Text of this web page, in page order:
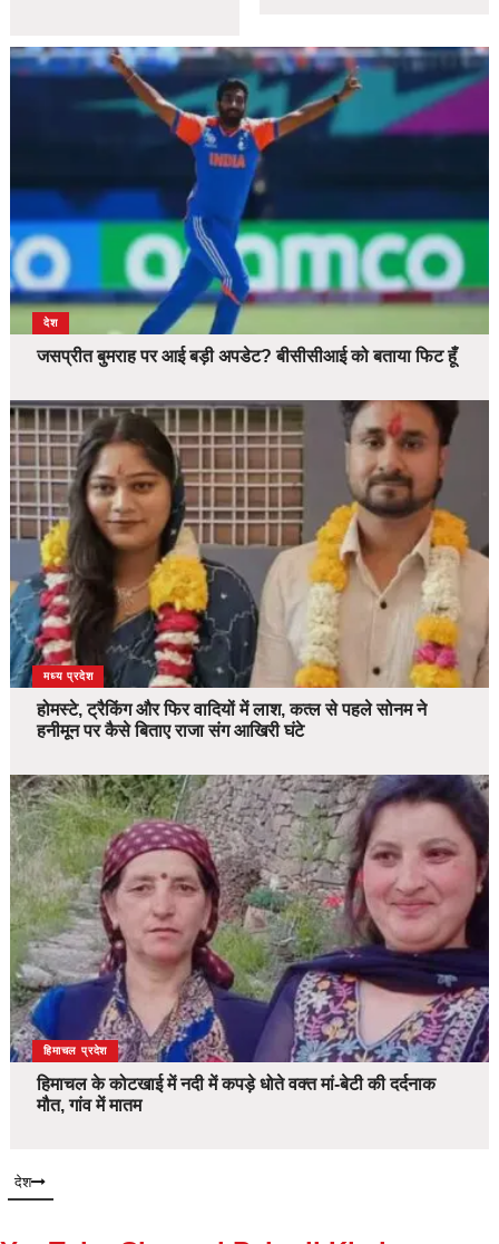
देश
जसप्रीत बुमराह पर आई बड़ी अपडेट? बीसीसीआई को बताया फिट हूँ
देश
मध्य प्रदेश
होमस्टे, ट्रैकिंग और फिर वादियों में लाश, कत्ल से पहले सोनम ने
हनीमून पर कैसे बिताए राजा संग आखिरी घंटे
देश
हिमाचल प्रदेश
हिमाचल के कोटखाई में नदी में कपड़े धोते वक्त मां-बेटी की दर्दनाक
मौत, गांव में मातम
देश